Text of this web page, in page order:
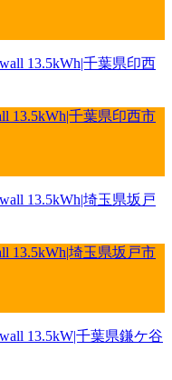
13.5kWh|千葉県印西市
13.5kWh|埼玉県坂戸市